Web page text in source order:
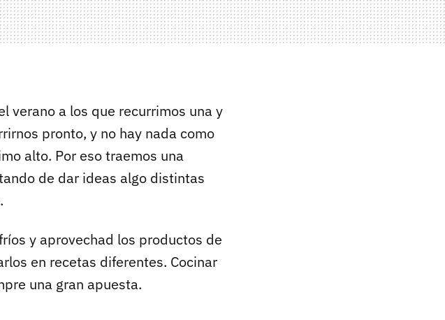
verano a los que recurrimos una y
pronto, y no hay nada como
alto. Por eso traemos una
de dar ideas algo distintas
y aprovechad los productos de
en recetas diferentes. Cocinar
una gran apuesta.